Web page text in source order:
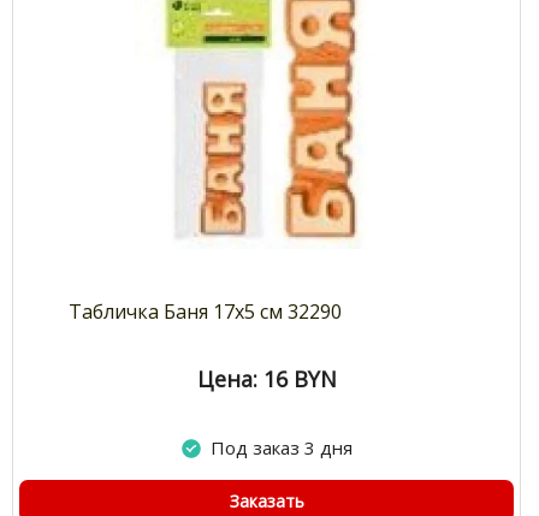
Табличка Баня 17х5 см 32290
Цена: 16 BYN
Под заказ 3 дня
Заказать